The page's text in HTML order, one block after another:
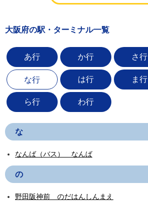
大阪府の駅・ターミナル一覧
あ行 か行 さ行
な行 は行 ま行
ら行 わ行
な
なんば（バス） なんば
の
野田阪神前 のだはんしんまえ